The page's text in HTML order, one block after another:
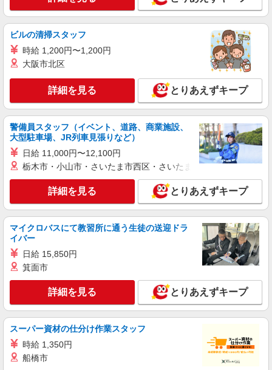
時給1100円 ＜高校生＞時給1070円
栃木県小山市西城南3-1-10
キープ 詳細を見る
アルバイト パート
ケンタッキーフライドチキン イオンモール小山店
カウンター・キッチンスタッフ ＜優先募集日
時＞日曜 フルタイム
時給1100円 ＜高校生＞時給1070円
栃木県小山市中久喜1467-1
アルバイト パート
ケンタッキーフライドチキン 小山南店
カウンター・キッチンスタッフ ＜優先募集日
時給1100円 ＜高校生＞時給1070円
キープ 詳細を見る
アルバイト パート
すき家 4号小山間々田店
すき家の店舗スタッフ（接客・調理・清掃な
ビルの清掃スタッフ
時給 1,200円〜1,200円
大阪市北区
詳細を見る とりあえずキープ
警備員スタッフ（イベント、道路、商業施設、
大型駐車場、JR列車見張りなど）
日給 11,000円〜12,100円
栃木市・小山市・さいたま市西区・さいたま市岩槻区・久喜市・
詳細を見る とりあえずキープ
マイクロバスにて教習所に通う生徒の送迎ドラ
イバー
日給 15,850円
箕面市
詳細を見る とりあえずキープ
スーパー資材の仕分け作業スタッフ
時給 1,350円
船橋市